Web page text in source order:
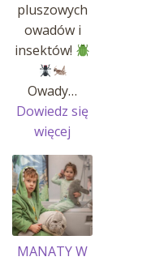
pluszowych
owadów i
insektów!
Owady…
Dowiedz się
więcej
OWADY
I
INSEKTY
MANATY W